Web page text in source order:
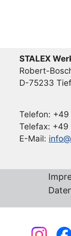
STALEX
Robert-
D-75233
Telefon:
Telefax:
E-Mail: